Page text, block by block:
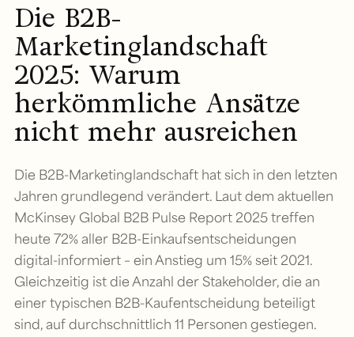
Die B2B-
Marketinglandschaft
2025: Warum
herkömmliche Ansätze
nicht mehr ausreichen
Die B2B-Marketinglandschaft hat sich in den letzten
Jahren grundlegend verändert. Laut dem aktuellen
McKinsey Global B2B Pulse Report 2025 treffen
heute 72% aller B2B-Einkaufsentscheidungen
digital-informiert – ein Anstieg um 15% seit 2021.
Gleichzeitig ist die Anzahl der Stakeholder, die an
einer typischen B2B-Kaufentscheidung beteiligt
sind, auf durchschnittlich 11 Personen gestiegen.